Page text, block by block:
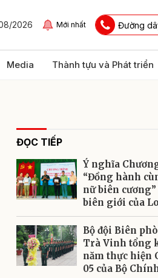
2026 Mới nhất Đường
Media Thành tựu và Phát triển
ĐỌC TIẾP
Ý nghĩa
“Đồng hành
nữ biên
biên giới của
Bộ đội Biên
Trà Vinh tổng
năm thực hiện
05 của Bộ
Gửi